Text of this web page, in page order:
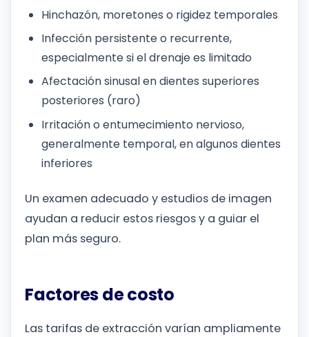
Hinchazón, moretones o rigidez temporales
Infección persistente o recurrente,
especialmente si el drenaje es limitado
Afectación sinusal en dientes superiores
posteriores (raro)
Irritación o entumecimiento nervioso,
generalmente temporal, en algunos dientes
inferiores
Un examen adecuado y estudios de imagen
ayudan a reducir estos riesgos y a guiar el
plan más seguro.
Factores de costo
Las tarifas de extracción varían ampliamente